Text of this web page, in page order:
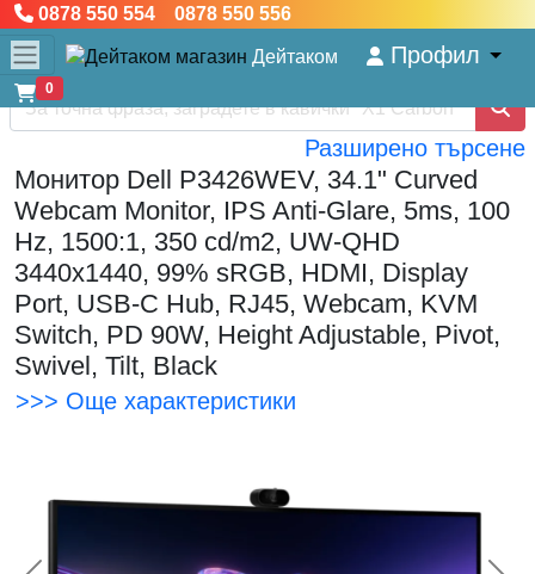
0878 550 554 0878 550 556
Дейтаком Профил
0
Разширено търсене
Монитор Dell P3426WEV, 34.1" Curved
Webcam Monitor, IPS Anti-Glare, 5ms, 100
Hz, 1500:1, 350 cd/m2, UW-QHD
3440x1440, 99% sRGB, HDMI, Display
Port, USB-C Hub, RJ45, Webcam, KVM
Switch, PD 90W, Height Adjustable, Pivot,
Swivel, Tilt, Black
>>> Още характеристики